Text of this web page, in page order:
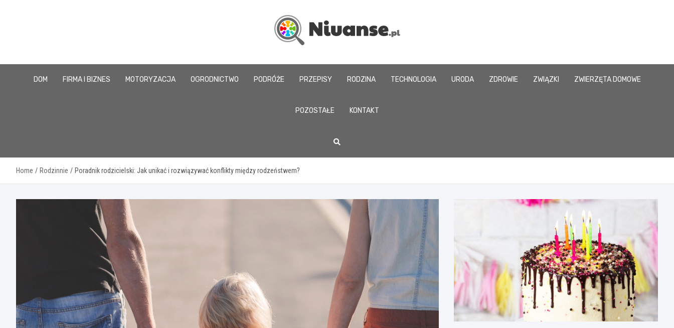
www.niuanse.pl
DOM FIRMA I BIZNES MOTORYZACJA OGRODNICTWO PODRÓŻE PRZEPISY RODZINA TECHNOLOGIA URODA ZDROWIE ZWIĄZKI ZWIERZĘTA DOMOWE
POZOSTAŁE KONTAKT
Home Rodzinnie Poradnik rodzicielski: Jak unikać i rozwiązywać konflikty między rodzeństwem?